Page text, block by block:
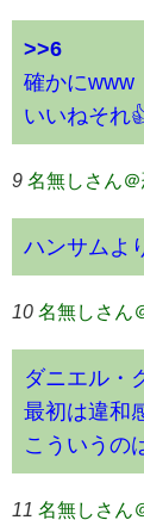
>>6
確かにwww
いいねそれ
9 名無しさん
ハンサムよ
10 名無しさん
ダニエル・
最初は違和
こういうの
11 名無しさん